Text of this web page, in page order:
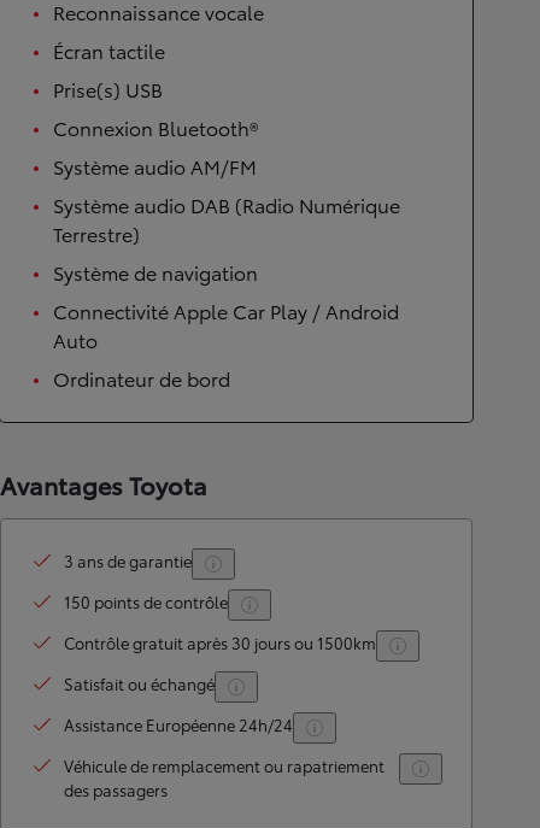
Reconnaissance vocale
Écran tactile
Prise(s) USB
Connexion Bluetooth®
Système audio AM/FM
Système audio DAB (Radio Numérique
Terrestre)
Système de navigation
Connectivité Apple Car Play / Android
Auto
Ordinateur de bord
Avantages Toyota
3 ans de garantie
150 points de contrôle
Contrôle gratuit après 30 jours ou 1500km
Satisfait ou échangé
Assistance Européenne 24h/24
Véhicule de remplacement ou rapatriement
des passagers